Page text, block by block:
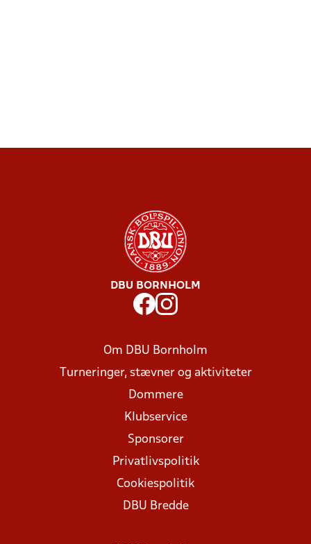
DBU BORNHOLM
Om DBU Bornholm
Turneringer, stævner og aktiviteter
Dommere
Klubservice
Sponsorer
Privatlivspolitik
Cookiespolitik
DBU Bredde